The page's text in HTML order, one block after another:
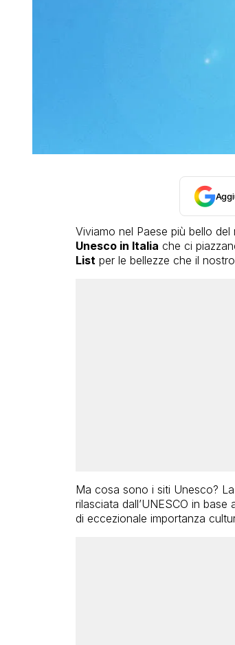
Viviamo nel Paese più bello
Unesco in Italia che ci
List per le bellezze che il
Ma cosa sono i siti Unesco?
rilasciata dall’UNESCO in
di eccezionale importanza